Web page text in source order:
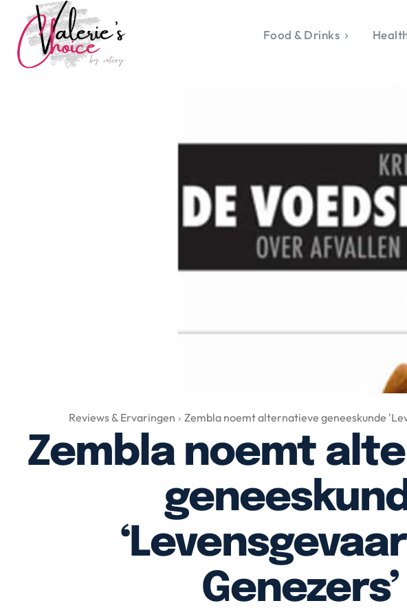
Gadgets & Tech
Top 5 van Valerie
Health & Beauty
Huis & Tuin
Food & Drinks
Reviews & Ervaringen Zembla noemt alternatieve geneeskunde
Zembla noemt
Genezers’